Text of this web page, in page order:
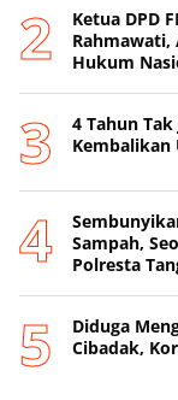
Ketua DPD
Rahmawati,
Hukum
4 Tahun
Kembalikan
Sampah,
Polresta
Diduga
Cibadak,